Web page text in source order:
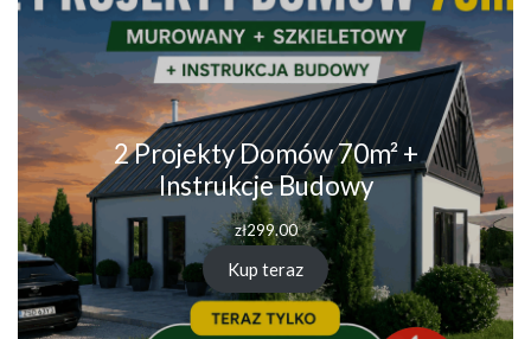
2 Projekty Domów 70m² +
Instrukcje Budowy
zł299.00
Kup teraz